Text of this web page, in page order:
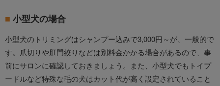
小型犬の場合
小型犬のトリミングはシャンプー込みで3,000円～が、一般的で
す。爪切りや肛門絞りなどは別料金かかる場合があるので、事
前にサロンに確認しておきましょう。また、小型犬でもトイプ
ードルなど特殊な毛の犬はカット代が高く設定されていること